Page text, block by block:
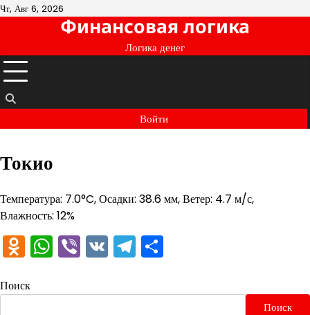
Перейти
Чт, Авг 6, 2026
Финансовая логика
Логика денег
Войти
Токио
Температура: 7.0°C, Осадки: 38.6 мм, Ветер: 4.7 м/с,
Влажность: 12%
Odnoklassniki
WhatsApp
Viber
VKTelegram
Поиск
Поиск